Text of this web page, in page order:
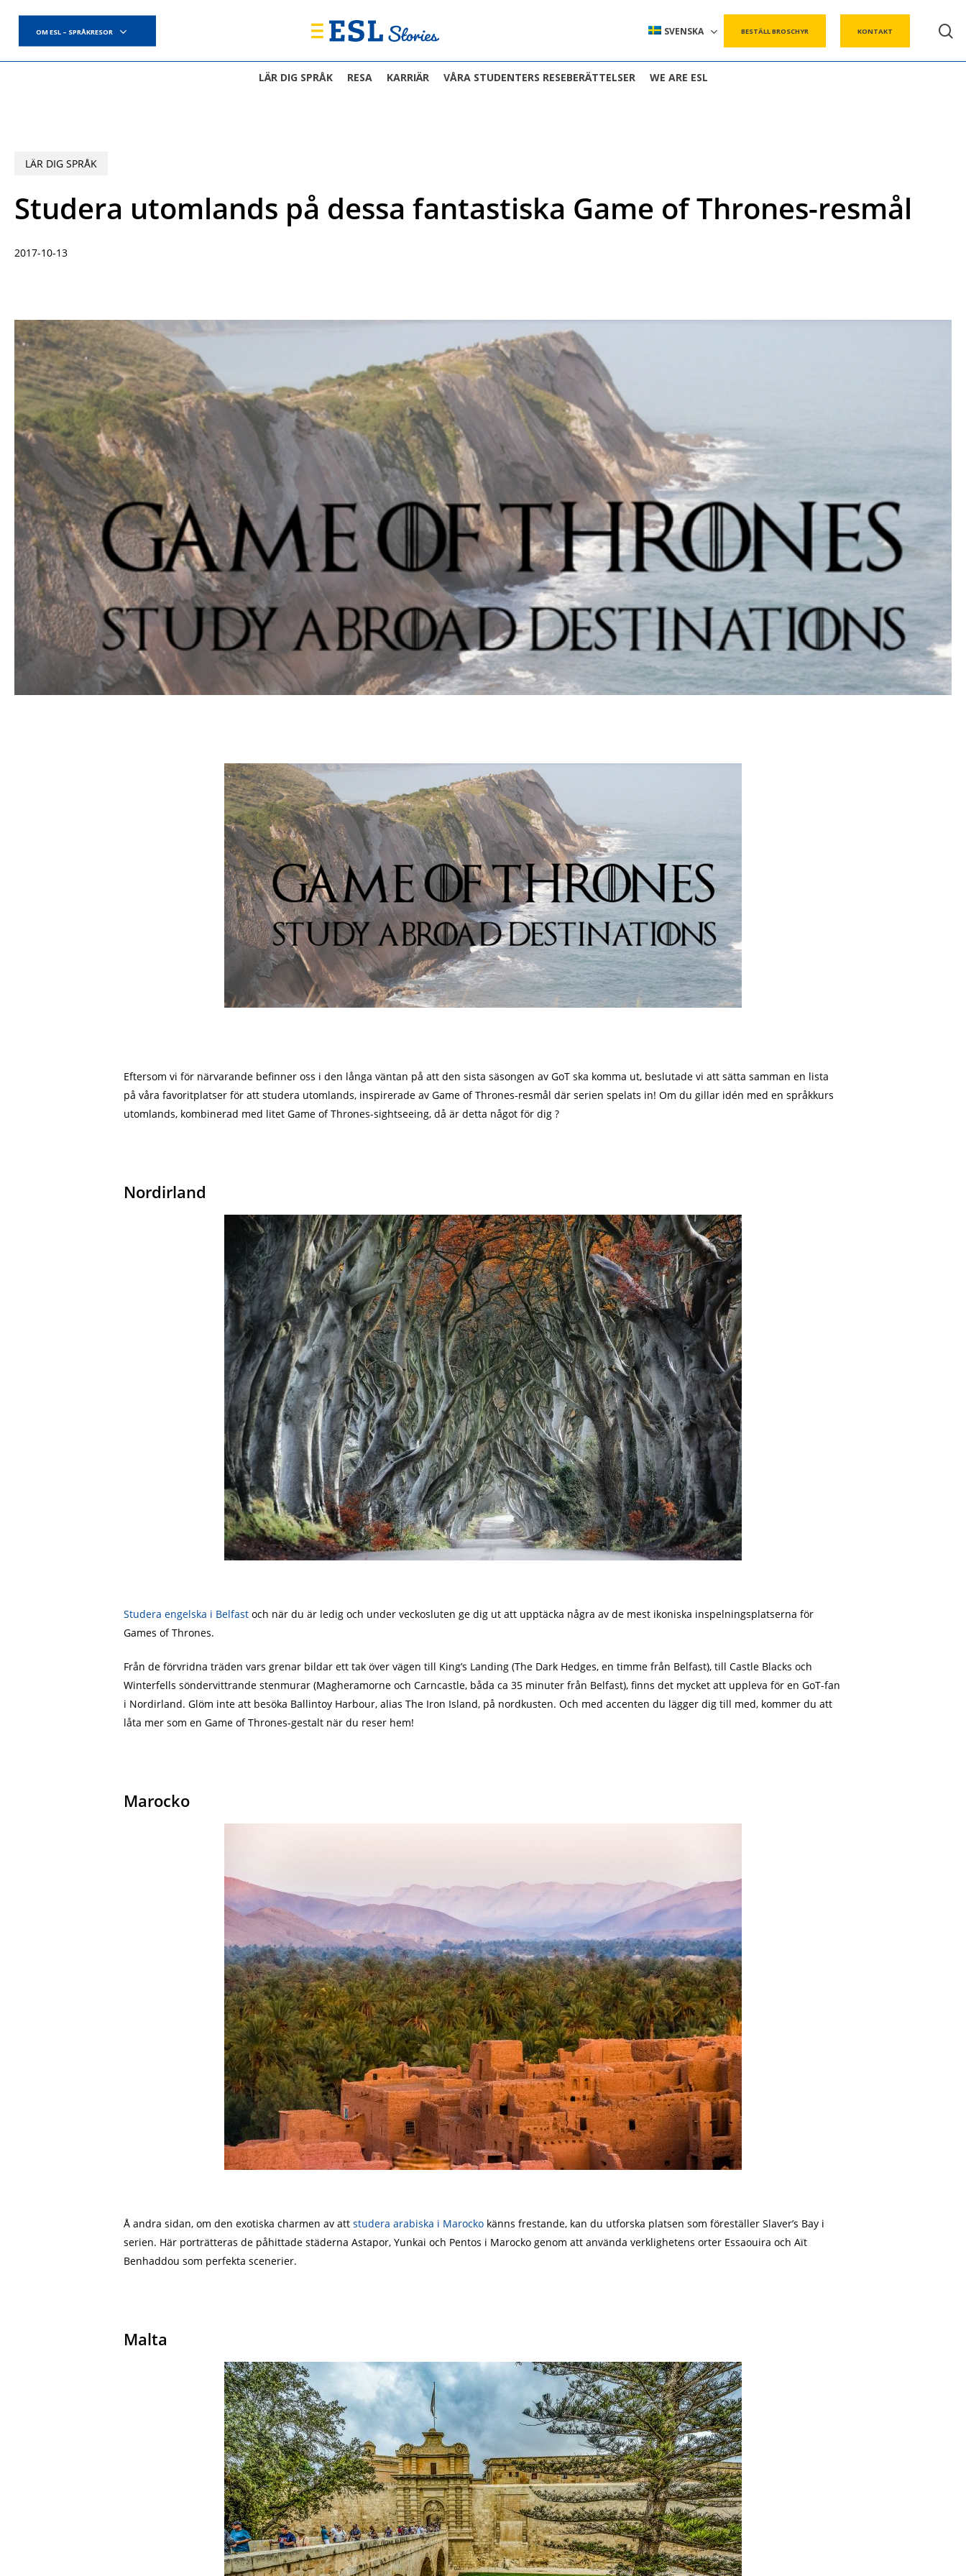
main
content
Hit enter to search or ESC to close
OM ESL – SPRÅKRESOR SVENSKA BESTÄLL BROSCHYR KONTAKT
LÄR DIG SPRÅK RESA KARRIÄR VÅRA STUDENTERS RESEBERÄTTELSER WE ARE ESL
LÄR DIG SPRÅK
Studera utomlands på dessa fantastiska Game of Thrones-resmål
2017-10-13
Eftersom vi för närvarande befinner oss i den långa väntan på att den sista säsongen av GoT ska komma ut, beslutade vi att sätta samman en lista
på våra favoritplatser för att studera utomlands, inspirerade av Game of Thrones-resmål där serien spelats in! Om du gillar idén med en språkkurs
utomlands, kombinerad med litet Game of Thrones-sightseeing, då är detta något för dig ?
Nordirland
Studera engelska i Belfast och när du är ledig och under veckosluten ge dig ut att upptäcka några av de mest ikoniska inspelningsplatserna för
Games of Thrones.
Från de förvridna träden vars grenar bildar ett tak över vägen till King’s Landing (The Dark Hedges, en timme från Belfast), till Castle Blacks och
Winterfells söndervittrande stenmurar (Magheramorne och Carncastle, båda ca 35 minuter från Belfast), finns det mycket att uppleva för en GoT-fan
i Nordirland. Glöm inte att besöka Ballintoy Harbour, alias The Iron Island, på nordkusten. Och med accenten du lägger dig till med, kommer du att
låta mer som en Game of Thrones-gestalt när du reser hem!
Marocko
Å andra sidan, om den exotiska charmen av att studera arabiska i Marocko känns frestande, kan du utforska platsen som föreställer Slaver’s Bay i
serien. Här porträtteras de påhittade städerna Astapor, Yunkai och Pentos i Marocko genom att använda verklighetens orter Essaouira och Aït
Benhaddou som perfekta scenerier.
Malta